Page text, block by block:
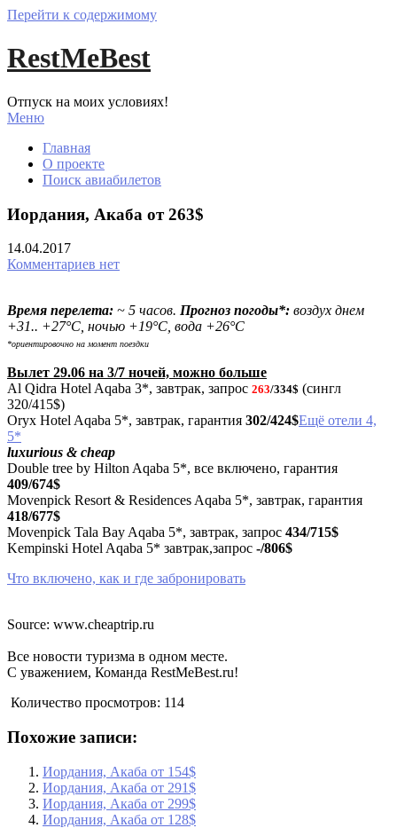
Перейти к содержимому
RestMeBest
Отпуск на моих условиях!
Меню
Главная
О проекте
Поиск авиабилетов
Иордания, Акаба от 263$
14.04.2017
Комментариев нет
Время перелета: ~ 5 часов. Прогноз погоды*: воздух днем
+31.. +27°С, ночью +19°С, вода +26°С
*ориентировочно на момент поездки
Вылет 29.06 на 3/7 ночей, можно больше
Al Qidra Hotel Aqaba 3*, завтрак, запрос 263/334$ (сингл
320/415$)
Oryx Hotel Aqaba 5*, завтрак, гарантия 302/424$Ещё отели 4,
5*
luxurious & cheap
Double tree by Hilton Aqaba 5*, все включено, гарантия
409/674$
Movenpick Resort & Residences Aqaba 5*, завтрак, гарантия
418/677$
Movenpick Tala Bay Aqaba 5*, завтрак, запрос 434/715$
Kempinski Hotel Aqaba 5* завтрак,запрос -/806$
Что включено, как и где забронировать
Source: www.cheaptrip.ru
Все новости туризма в одном месте.
С уважением, Команда RestMeBest.ru!
Количество просмотров: 114
Похожие записи:
Иордания, Акаба от 154$
Иордания, Акаба от 291$
Иордания, Акаба от 299$
Иордания, Акаба от 128$